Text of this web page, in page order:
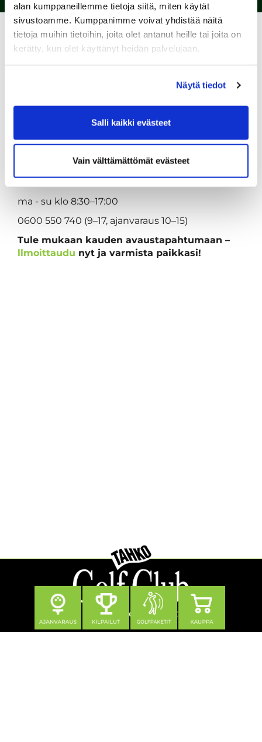
alan kumppaneillemme tietoja siitä, miten käytät
sivustoamme. Kumppanimme voivat yhdistää näitä
tietoja muihin tietoihin, joita olet antanut heille tai joita on
kerätty, kun olet käyttänyt heidän palvelujaan.
Näytä tiedot
Salli kaikki evästeet
Vain välttämättömät evästeet
Ajanvaraus avattu! Varaa lähtöaikasiWiseGolf-
ajanavarauksesta ja tule nauttimaan komeista
Old Course Caddiemaster avoinna 29.5. alkaen
toistaiseksi klo 8:30–17:00
Ravintola Wanha Klubi avoinna 29.5. alkaen
su - to 9:00 - 18:00
pe - la 9:00 - 19:00
ma - su klo 8:30–17:00
0600 550 740 (9–17, ajanvaraus 10–15)
Tule mukaan kauden avaustapahtumaan –
llmoittaudu nyt ja varmista paikkasi!